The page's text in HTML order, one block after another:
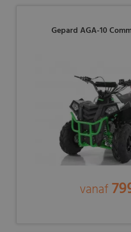
Gepard AGA-10
vanaf